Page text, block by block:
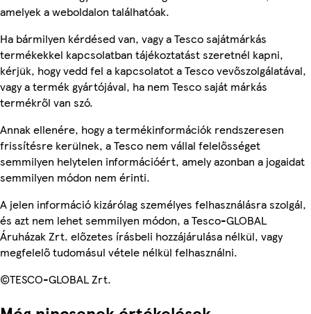
amelyek a weboldalon találhatóak.
Ha bármilyen kérdésed van, vagy a Tesco sajátmárkás
termékekkel kapcsolatban tájékoztatást szeretnél kapni,
kérjük, hogy vedd fel a kapcsolatot a Tesco vevőszolgálatával,
vagy a termék gyártójával, ha nem Tesco saját márkás
termékről van szó.
Annak ellenére, hogy a termékinformációk rendszeresen
frissítésre kerülnek, a Tesco nem vállal felelősséget
semmilyen helytelen információért, amely azonban a jogaidat
semmilyen módon nem érinti.
A jelen információ kizárólag személyes felhasználásra szolgál,
és azt nem lehet semmilyen módon, a Tesco-GLOBAL
Áruházak Zrt. előzetes írásbeli hozzájárulása nélkül, vagy
megfelelő tudomásul vétele nélkül felhasználni.
©TESCO-GLOBAL Zrt.